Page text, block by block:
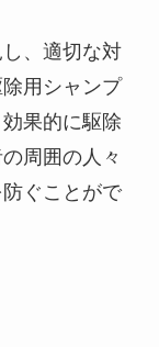
、適切な対
用シャンプ
果的に駆除
周囲の人々
ぐことがで